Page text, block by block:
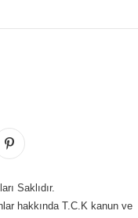
Saklıdır.
hakkında T.C.K kanun ve